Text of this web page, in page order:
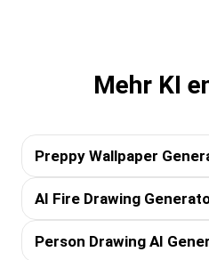
Mehr KI
Preppy Wallpaper
AI Fire Drawing
Person Drawing AI